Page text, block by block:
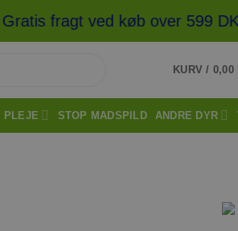
fragt ved køb over 599 DKK
KURV / 0,00
PLEJE STOP MADSPILD ANDRE DYR